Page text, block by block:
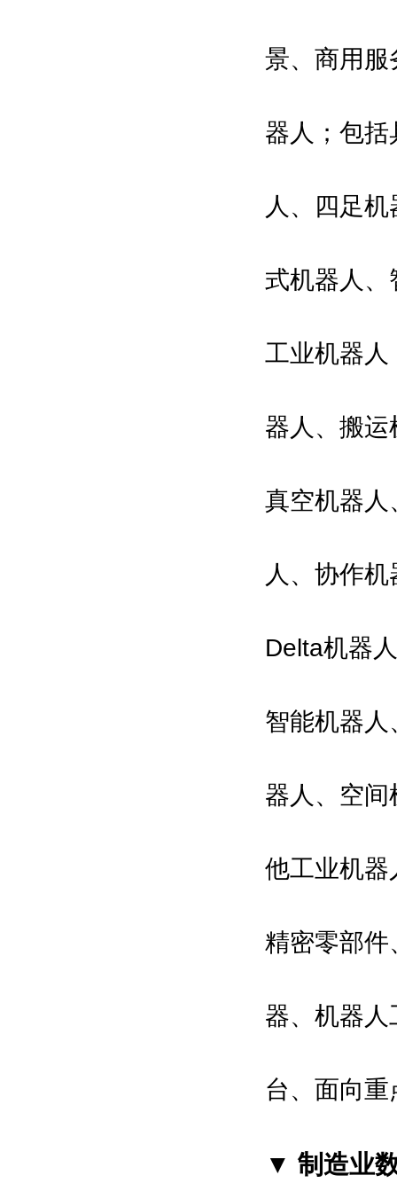
景、商用服
器人；包括
人、四足
式机器人
工业机器人
器人、搬
真空机器人
人、协作
Delta机器
智能机器
器人、空
他工业机器
精密零部件
器、机器
台、面向
▼ 制造业